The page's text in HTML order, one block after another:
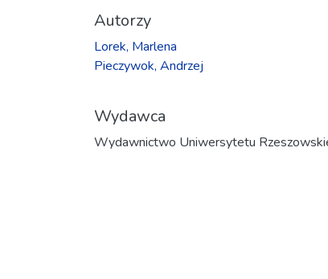
Autorzy
Lorek, Marlena
Pieczywok, Andrzej
Wydawca
Wydawnictwo Uniwersytetu